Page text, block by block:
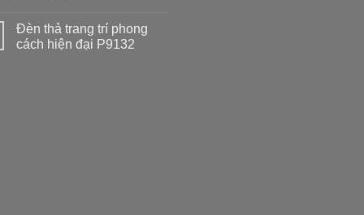
Đèn thả trang trí phong
cách hiện đại P9132